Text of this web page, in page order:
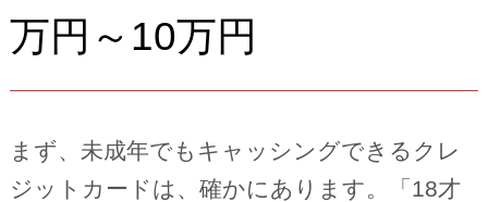
万円～10万円
まず、未成年でもキャッシングできるクレ
ジットカードは、確かにあります。「18才